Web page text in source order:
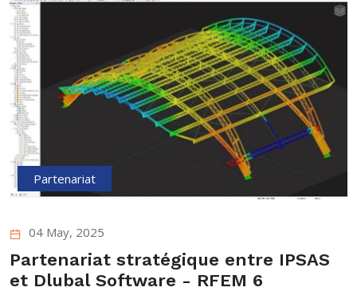
Partenariat
04 May, 2025
Partenariat stratégique entre IPSAS
et Dlubal Software - RFEM 6